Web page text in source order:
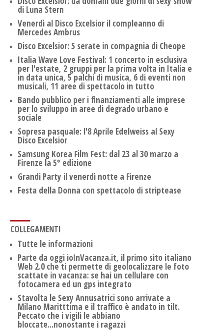
di Luna Stern
Venerdì al Disco Excelsior il compleanno di
Mercedes Ambrus
Disco Excelsior: 5 serate in compagnia di Cheope
Italia Wave Love Festival: 1 concerto in esclusiva
per l'estate, 2 gruppi per la prima volta in Italia e
in data unica, 5 palchi di musica, 6 di eventi non
musicali, 11 aree di spettacolo in tutto
Bando pubblico per i finanziamenti alle imprese
per lo sviluppo in aree di degrado urbano e
sociale
Sopresa pasquale: l'8 Aprile Edelweiss al Sexy
Disco Excelsior
Samsung Korea Film Fest: dal 23 al 30 marzo a
Firenze la 5° edizione
Grandi Party il venerdì notte a Firenze
Festa della Donna con spettacolo di striptease
COLLEGAMENTI
Tutte le informazioni
Parte da oggi ioInVacanza.it, il primo sito italiano
Web 2.0 che ti permette di geolocalizzare le foto
scattate in vacanza: se hai un cellulare con
fotocamera ed un gps integrato
Stavolta le Sexy Annusatrici sono arrivate a
Milano Maritttima e il traffico è andato in tilt.
Peccato che i vigili le abbiano
bloccate...nonostante i ragazzi